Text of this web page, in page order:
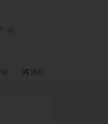
25
论 随机